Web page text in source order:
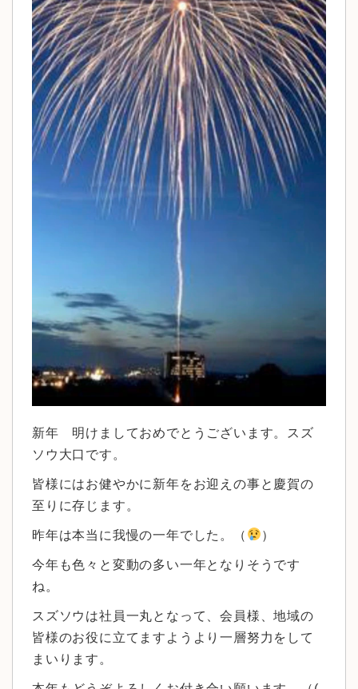
新年 明けましておめでとうございます。スズ
ソウ大口です。
皆様にはお健やかに新年をお迎えの事と慶賀の
至りに存じます。
昨年は本当に我慢の一年でした。（ ）
今年も色々と変動の多い一年となりそうです
ね。
スズソウは社員一丸となって、会員様、地域の
皆様のお役に立てますようより一層努力をして
まいります。